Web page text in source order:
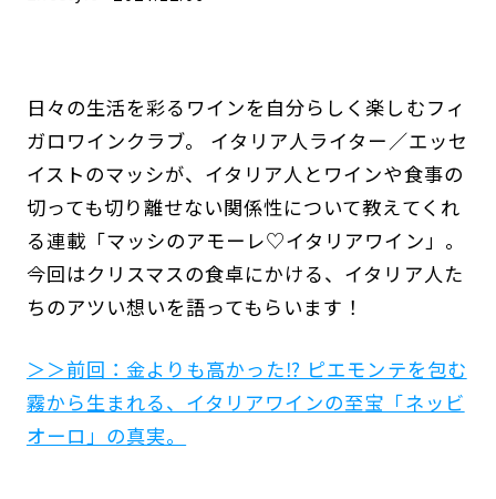
日々の生活を彩るワインを自分らしく楽しむフィ
ガロワインクラブ。 イタリア人ライター／エッセ
イストのマッシが、イタリア人とワインや食事の
切っても切り離せない関係性について教えてくれ
る連載「マッシのアモーレ♡イタリアワイン」。
今回はクリスマスの食卓にかける、イタリア人た
ちのアツい想いを語ってもらいます！
＞＞前回：金よりも高かった⁉︎ ピエモンテを包む
霧から生まれる、イタリアワインの至宝「ネッビ
オーロ」の真実。